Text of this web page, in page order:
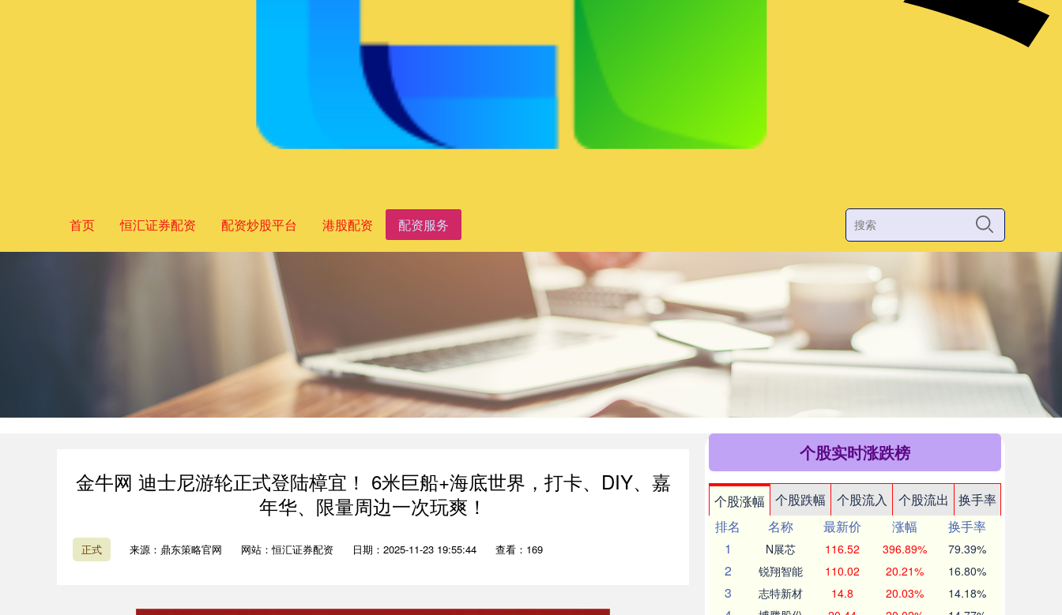
首页 恒汇证券配资 配资炒股平台 港股配资 配资服务
金牛网 迪士尼游轮正式登陆樟宜！ 6米巨船+海底世界，打卡、DIY、嘉
年华、限量周边一次玩爽！
正式 来源：鼎东策略官网 网站：恒汇证券配资 日期：2025-11-23 19:55:44 查看：169
个股实时涨跌榜
个股涨幅 个股跌幅 个股流入 个股流出
换手率
排名
名称 最新价 涨幅
换手率
1
N展芯 116.52 396.89% 79.39%
2 锐翔智能 110.02 20.21% 16.80%
3 志特新材 14.8 20.03% 14.18%